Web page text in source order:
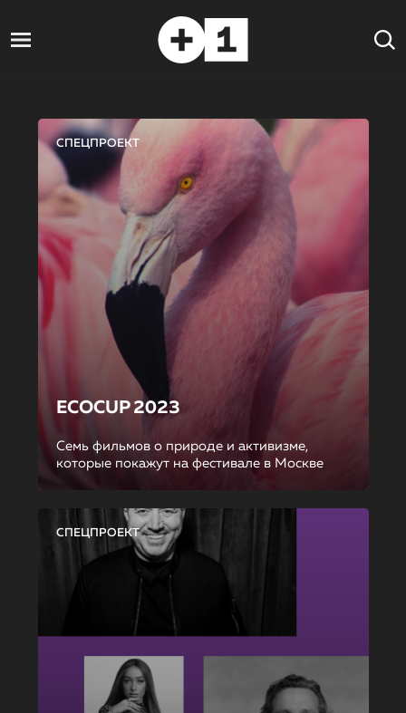
СПЕЦПРОЕКТ
ECOCUP 2023
Семь фильмов о природе и активизме,
которые покажут на фестивале в Москве
СПЕЦПРОЕКТ